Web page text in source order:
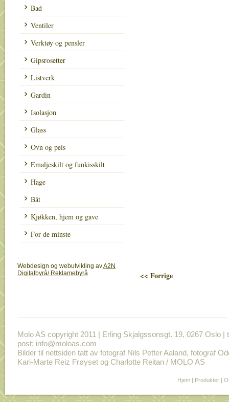
Bad
Ventiler
Verktøy og pensler
Gipsrosetter
Listverk
Gardin
Isolasjon
Glass
Ovn og peis
Emaljeskilt og funkisskilt
Hage
Båt
Kjøkken, hjem og gave
For de minste
<< Forrige
Molo AS copyright 2011 | Erling Skjalgssonsgt. 19, 0267 Oslo |
post: info@moloas.com
Bilder til nettsiden tatt av fotograf Nils Petter Aaland, fotograf
Kari-Marte Reiz Frøyset og Charlotte Reitan / MOLO AS
Webdesign og webutvikling avA2N
Digitalbyrå/ Reklamebyrå
Hjem | Produkter |